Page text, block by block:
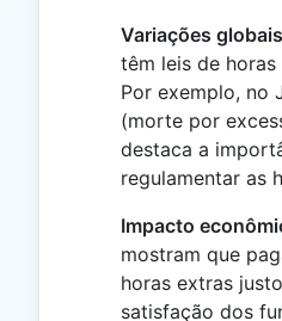
Variações
têm leis de
Por exemplo, no
(morte por
destaca a
regulamentar as
Impacto
mostram que
horas extras
satisfação dos